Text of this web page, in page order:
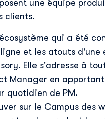
une équipe
clients.
qui a été
et les atouts
Elle s'adresse à
Manager en
quotidien de PM.
sur le Campus des